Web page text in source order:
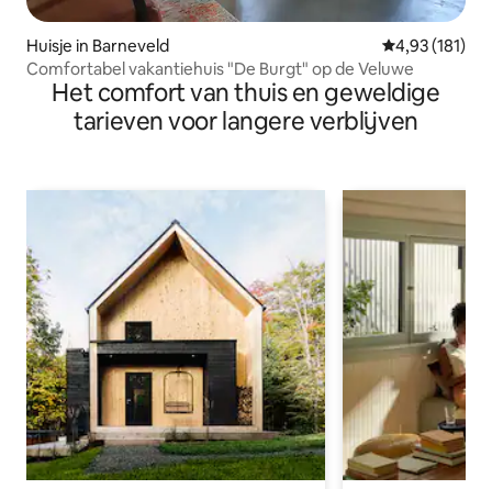
Huisje in Barneveld Gemiddelde
4,93 (181)
Comfortabel vakantiehuis "De Burgt" op de Veluwe
Het comfort van thuis en geweldige
tarieven voor langere verblijven